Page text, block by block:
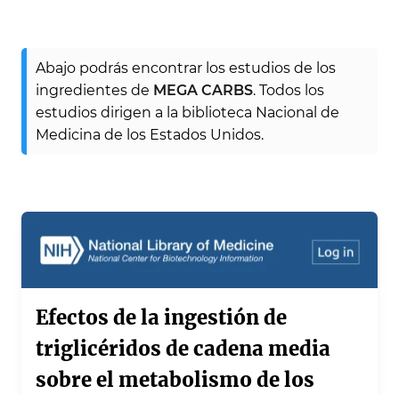
Abajo podrás encontrar los estudios de los
ingredientes de MEGA CARBS. Todos los
estudios dirigen a la biblioteca Nacional de
Medicina de los Estados Unidos.
Efectos de la ingestión de
triglicéridos de cadena media
sobre el metabolismo de los